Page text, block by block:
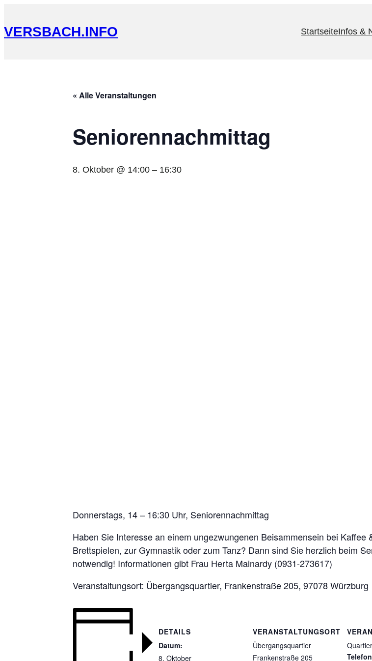
VERSBACH.INFO StartseiteInfos &
« Alle Veranstaltungen
Seniorennachmittag
8. Oktober @ 14:00 – 16:30
Donnerstags, 14 – 16:30 Uhr, Seniorennachmittag
Haben Sie Interesse an einem ungezwungenen Beisammensein bei
Brettspielen, zur Gymnastik oder zum Tanz? Dann sind Sie herzlich beim
notwendig! Informationen gibt Frau Herta Mainardy (0931-273617)
Veranstaltungsort: Übergangsquartier, Frankenstraße 205, 97078 Würzburg
DETAILS
Datum:
8. Oktober
VERANSTALTUNGSORT
Übergangsquartier
Frankenstraße 205
Telefon